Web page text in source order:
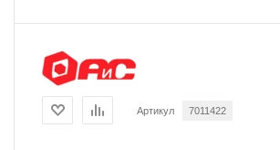
Артикул 7011422